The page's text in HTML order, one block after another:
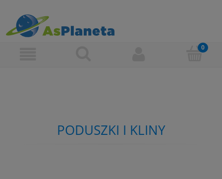
PODUSZKI I KLINY